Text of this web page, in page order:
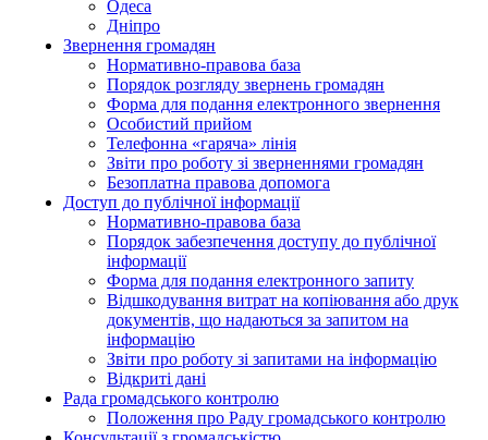
Одеса
Дніпро
Звернення громадян
Нормативно-правова база
Порядок розгляду звернень громадян
Форма для подання електронного звернення
Особистий прийом
Телефонна «гаряча» лінія
Звіти про роботу зі зверненнями громадян
Безоплатна правова допомога
Доступ до публічної інформації
Нормативно-правова база
Порядок забезпечення доступу до публічної
інформації
Форма для подання електронного запиту
Відшкодування витрат на копіювання або друк
документів, що надаються за запитом на
інформацію
Звіти про роботу зі запитами на інформацію
Відкриті дані
Рада громадського контролю
Положення про Раду громадського контролю